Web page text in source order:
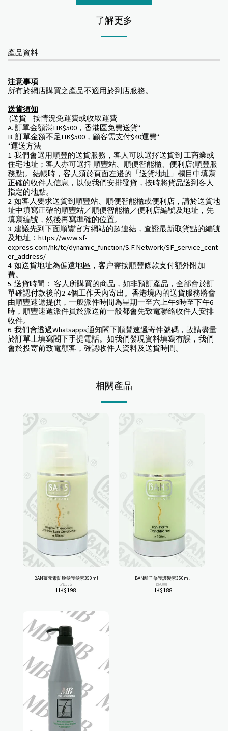
了解更多
產品資料
注意事項
所有於網店購買之產品不適用於到店服務。
送貨須知
(送貨 – 按情況免運費或收取運費
A. 訂單金額滿HK$500，香港區免費送貨*
B. 訂單金額不足HK$500，顧客需支付$40運費*
*運送方法
1. 我們會選用順豐的送貨服務，客人可以選擇送貨到 工商業或
住宅地址；客人亦可選擇 順豐站、順便智能櫃、便利店(順豐服
務點)。結帳時，客人須於頁面左邊的「送貨地址」欄目中填寫
正確的收件人信息，以便我們安排發貨，按時將貨品送到客人
指定的地點。
2. 如客人要求送貨到順豐站、順便智能櫃或便利店，請於送貨地
址中填寫正確的順豐站／順便智能櫃／便利店編號及地址，先
填寫編號，然後再寫準確的位置。
3. 建議先到下面順豐官方網站的超連結，查證最新取貨點的編號
及地址：https://www.sf-
express.com/hk/tc/dynamic_function/S.F.Network/SF_service_cent
er_address/
4. 如送貨地址為偏遠地區，客户需按順豐條款支付額外附加
費。
5. 送貨時間： 客人所購買的商品，如非預訂產品，全部會於訂
單確認付款後的2-4個工作天內寄出。香港境內的送貨服務將會
由順豐速遞提供，一般派件時間為星期一至六上午9時至下午6
時，順豐速遞派件員於派送前一般都會先致電聯絡收件人安排
收件。
6. 我們會透過Whatsapps通知閣下順豐速遞寄件號碼，故請盡量
於訂單上填寫閣下手提電話。如我們發現資料填寫有誤，我們
會於投寄前致電顧客，確認收件人資料及送貨時間。
相關產品
BAN薑元素防脫髮護髮素350ml
BNC00GI
HK$198
BAN離子修護護髮素350ml
BNC00IP
HK$188